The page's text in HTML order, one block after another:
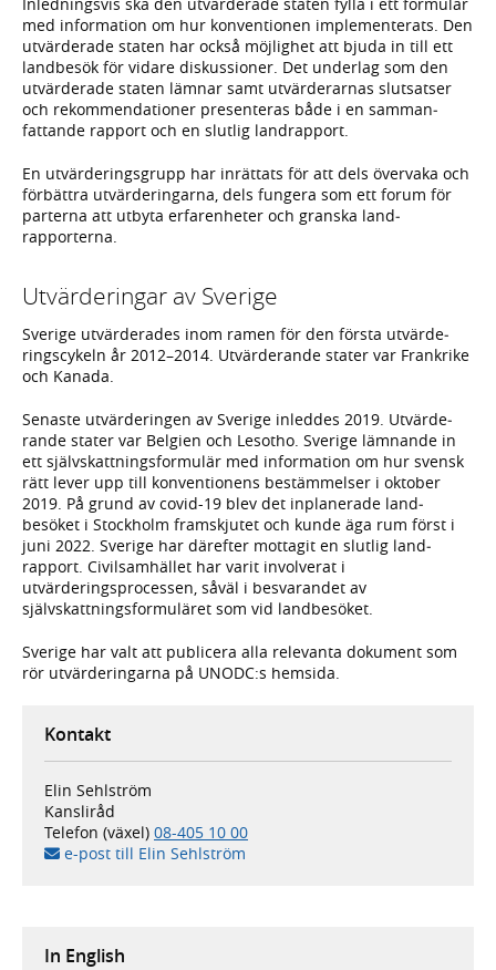
med infor­mation om hur konven­tionen imple­men­terats. Den
utvärderade staten har också möjlighet att bjuda in till ett
land­besök för vidare diskus­sioner. Det under­lag som den
utvärde­rade staten lämnar samt utvärde­rarnas slut­satser
och rekom­menda­tioner presen­teras både i en samman­
fattande rapport och en slutlig land­rapport.
En utvärde­rings­grupp har inrättats för att dels över­vaka och
förbättra utvärde­ringarna, dels fungera som ett forum för
parterna att utbyta erfaren­heter och granska land­
rapporterna.
Utvärderingar av Sverige
Sverige utvärderades inom ramen för den första utvärde­
rings­cykeln år 2012–2014. Utvärde­rande stater var Frankrike
och Kanada.
Senaste utvärde­ringen av Sverige inleddes 2019. Utvärde­
rande stater var Belgien och Lesotho. Sverige lämnande in
ett själv­skattnings­formulär med information om hur svensk
rätt lever upp till konven­tionens bestäm­melser i oktober
2019. På grund av covid-19 blev det inplane­rade land­
besöket i Stockholm fram­skjutet och kunde äga rum först i
juni 2022. Sverige har därefter mottagit en slutlig land­
rapport. Civilsamhället har varit involverat i
utvärderingsprocessen, såväl i besvarandet av
självskattningsformuläret som vid landbesöket.
Sverige har valt att publi­cera alla relevanta dokument som
rör utvärde­ringarna på UNODC:s hemsida.
Kontakt
Elin Sehlström
Kansliråd
Telefon (växel) 08-405 10 00
e-post till Elin Sehlström
In English